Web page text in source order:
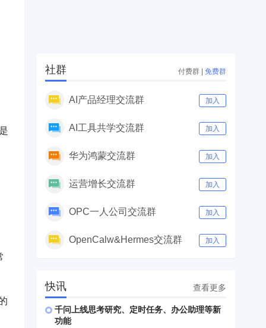
社群 付费群 | 免费群
AI产品经理交流群 加入
AI工具共学交流群 加入
华为鸿蒙交流群 加入
运营增长交流群 加入
OPC一人公司交流群 加入
OpenCalw&Hermes交流群 加入
快讯 查看更多
千问上线思考研究、定时任务、办公助理等新
功能